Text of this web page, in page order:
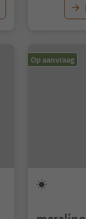
Op aanvraag